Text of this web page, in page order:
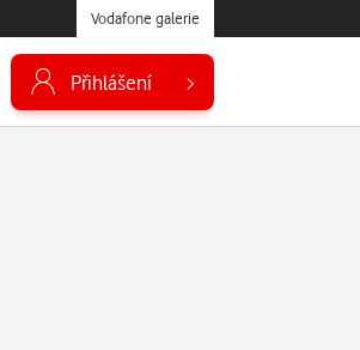
Vodafone galerie
Přihlášení